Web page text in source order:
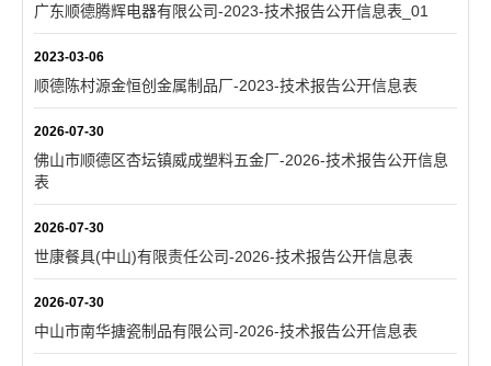
广东顺德腾辉电器有限公司-2023-技术报告公开信息表_01
2023-03-06
顺德陈村源金恒创金属制品厂-2023-技术报告公开信息表
2026-07-30
佛山市顺德区杏坛镇威成塑料五金厂-2026-技术报告公开信息
表
2026-07-30
世康餐具(中山)有限责任公司-2026-技术报告公开信息表
2026-07-30
中山市南华搪瓷制品有限公司-2026-技术报告公开信息表